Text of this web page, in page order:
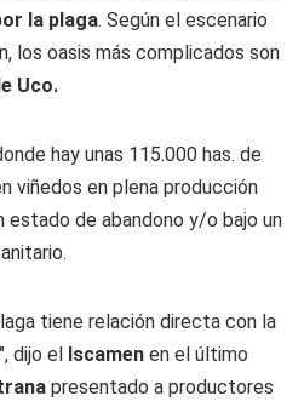
la plaga. Según el escenario
los oasis más complicados son
Uco.
hay unas 115.000 has. de
viñedos en plena producción
estado de abandono y/o bajo un
tiene relación directa con la
dijo el Iscamen en el último
presentado a productores